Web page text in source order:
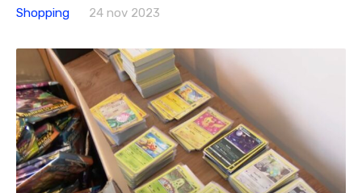
Shopping
24 nov 2023